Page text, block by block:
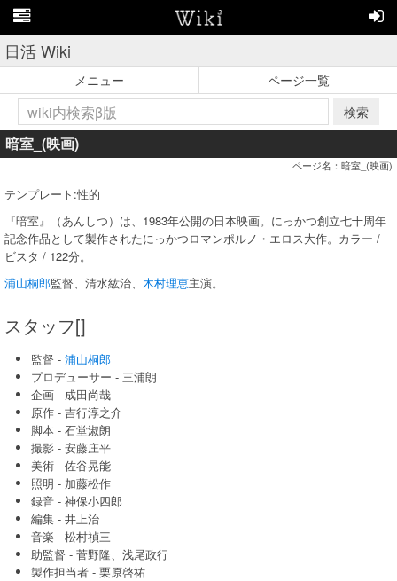
日活 Wiki
メニュー
ページ一覧
検索
暗室_(映画)
ページ名：暗室_(映画)
テンプレート:性的
『暗室』（あんしつ）は、1983年公開の日本映画。にっかつ創立七十周年
記念作品として製作されたにっかつロマンポルノ・エロス大作。カラー /
ビスタ / 122分。
浦山桐郎監督、清水紘治、 木村理恵主演。
スタッフ[]
監督 - 浦山桐郎
プロデューサー - 三浦朗
企画 - 成田尚哉
原作 - 吉行淳之介
脚本 - 石堂淑朗
撮影 - 安藤庄平
美術 - 佐谷晃能
照明 - 加藤松作
録音 - 神保小四郎
編集 - 井上治
音楽 - 松村禎三
助監督 - 菅野隆、浅尾政行
製作担当者 - 栗原啓祐